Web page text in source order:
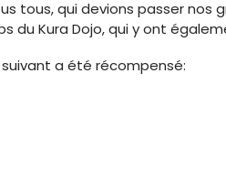
tous, qui devions passer nos
du Kura Dojo, qui y ont
a été récompensé: